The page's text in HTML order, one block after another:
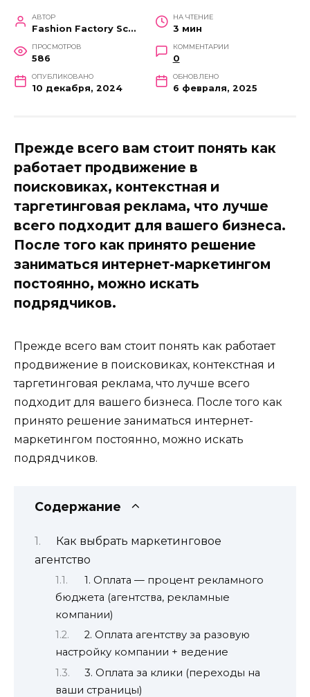
АВТОР
Fashion Factory School
НА ЧТЕНИЕ
3 мин
ПРОСМОТРОВ
586
КОММЕНТАРИИ
0
ОПУБЛИКОВАНО
10 декабря, 2024
ОБНОВЛЕНО
6 февраля, 2025
Прежде всего вам стоит понять как
работает продвижение в
поисковиках, контекстная и
таргетинговая реклама, что лучше
всего подходит для вашего бизнеса.
После того как принято решение
заниматься интернет-маркетингом
постоянно, можно искать
подрядчиков.
Прежде всего вам стоит понять как работает
продвижение в поисковиках, контекстная и
таргетинговая реклама, что лучше всего
подходит для вашего бизнеса. После того как
принято решение заниматься интернет-
маркетингом постоянно, можно искать
подрядчиков.
Содержание
Как выбрать маркетинговое
агентство
1. Оплата — процент рекламного
бюджета (агентства, рекламные
компании)
2. Оплата агентству за разовую
настройку компании + ведение
3. Оплата за клики (переходы на
ваши страницы)